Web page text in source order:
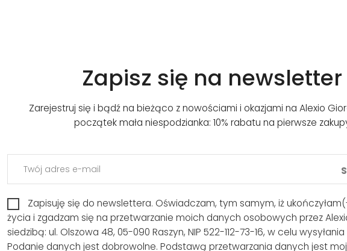
Zapisz się na newsletter
Zarejestruj się i bądź na bieżąco z nowościami i okazjami na Alexio
początek mała niespodzianka: 10% rabatu na pierwsze
Zapisuję się do newslettera. Oświadczam, tym samym, iż
życia i zgadzam się na przetwarzanie moich danych osobowych przez
siedzibą: ul. Olszowa 48, 05-090 Raszyn, NIP 522-112-73-16, w celu
Podanie danych jest dobrowolne. Podstawą przetwarzania danych jest